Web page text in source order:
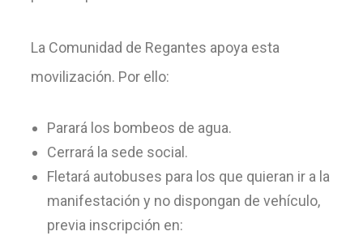
La Comunidad de Regantes apoya esta
movilización. Por ello:
Parará los bombeos de agua.
Cerrará la sede social.
Fletará autobuses para los que quieran ir a la
manifestación y no dispongan de vehículo,
previa inscripción en: